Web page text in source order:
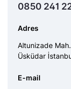
0850 241
Adres
Altunizade
Üsküdar
E-mail